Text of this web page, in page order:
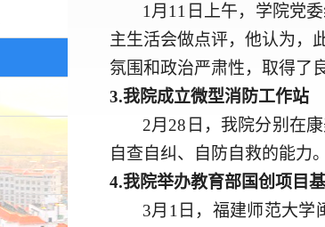
1月11日上午，学院党
主生活会做点评，他认为，
氛围和政治严肃性，取得了
3.我院成立微型消防工作站
2月28日，我院分别在
自查自纠、自防自救的能力。
4.我院举办教育部国创项目
3月1日，福建师范大学